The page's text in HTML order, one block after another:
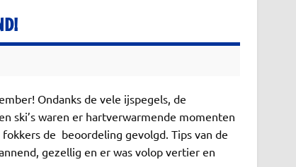
Ondanks de vele ijspegels, de
ski’s waren er hartverwarmende momenten
de beoordeling gevolgd. Tips van de
gezellig en er was volop vertier en